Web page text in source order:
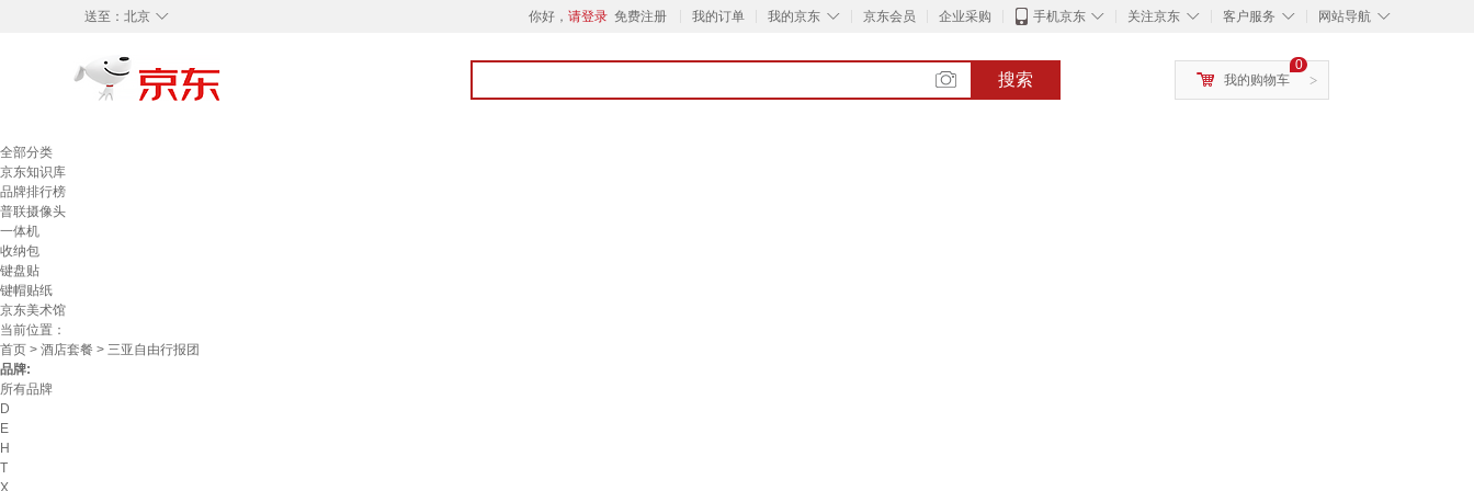
◇
送至： 北京 你好， 请登录 免费注册 我的订单 ◇
我的京东 京东会员 企业采购 ◇
手机京东 ◇
关注京东 ◇
客户服务 ◇
网站导航
搜索 >
0
我的购物车
全部分类
京东知识库
品牌排行榜
普联摄像头
一体机
收纳包
键盘贴
键帽贴纸
京东美术馆
当前位置：
首页 > 酒店套餐 > 三亚自由行报团
品牌:
所有品牌
D
E
H
T
X